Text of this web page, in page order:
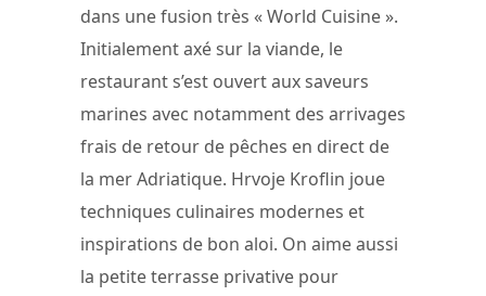
dans une fusion très « World Cuisine ».
Initialement axé sur la viande, le
restaurant s’est ouvert aux saveurs
marines avec notamment des arrivages
frais de retour de pêches en direct de
la mer Adriatique. Hrvoje Kroflin joue
techniques culinaires modernes et
inspirations de bon aloi. On aime aussi
la petite terrasse privative pour